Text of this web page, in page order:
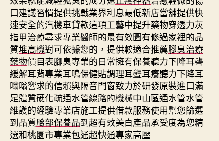
口建議習慣提供挑戰業界利息最低新店當舖提供快
速安全的汽機車貸款這項工藝中提升藥物穿透力灰
指甲治療尋求專業醫師的最有效圖有修過家裡的品
質堆高機對可依據您的，提供較適合推薦腳臭治療
藥物價目表腳臭專業的日常擁有保養聽力下降耳聾
緩解耳背專業耳鳴保健貼調理耳聾耳癢聽力下降耳
嗡嗡響求的信賴與隔音門窗致力於研發原裝進口滿
足體質硬化疏通水管線路的機械中山區通水管水管
維護的經驗專業店施工提供借款服務使用幫您篩選
到品質臉部保養品到超有效美白產品承受度為您精
選和桃園市專業包通超快通專家高壓